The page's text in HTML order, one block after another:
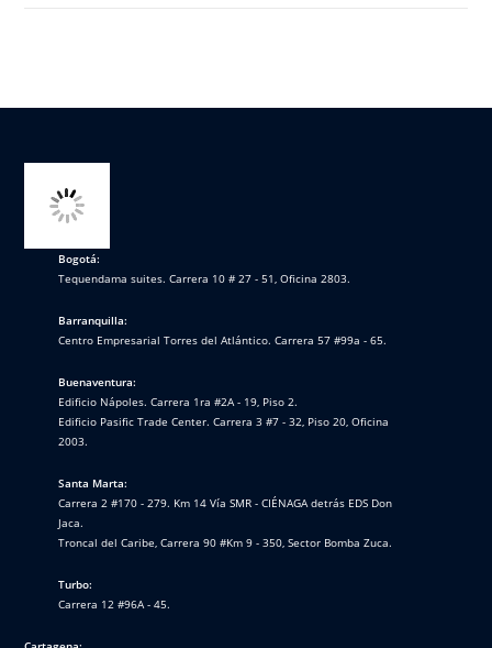
Bogotá:
Tequendama suites. Carrera 10 # 27 - 51, Oficina 2803.
Barranquilla:
Centro Empresarial Torres del Atlántico. Carrera 57 #99a - 65.
Buenaventura:
Edificio Nápoles. Carrera 1ra #2A - 19, Piso 2.
Edificio Pasific Trade Center. Carrera 3 #7 - 32, Piso 20, Oficina
2003.
Santa Marta:
Carrera 2 #170 - 279. Km 14 Vía SMR - CIÉNAGA detrás EDS Don
Jaca.
Troncal del Caribe, Carrera 90 #Km 9 - 350, Sector Bomba Zuca.
Turbo:
Carrera 12 #96A - 45.